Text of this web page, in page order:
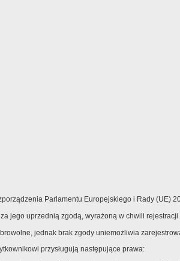
Parlamentu Europejskiego i Rady (UE)
jego uprzednią zgodą, wyrażoną w chwili rejestracji
jednak brak zgody uniemożliwia
przysługują następujące prawa: